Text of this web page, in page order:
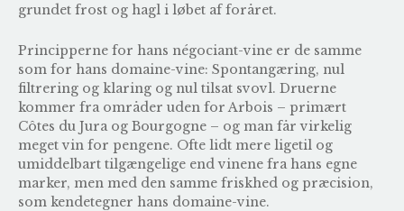
grundet frost og hagl i løbet af foråret.
Principperne for hans négociant-vine er de samme
som for hans domaine-vine: Spontangæring, nul
filtrering og klaring og nul tilsat svovl. Druerne
kommer fra områder uden for Arbois – primært
Côtes du Jura og Bourgogne – og man får virkelig
meget vin for pengene. Ofte lidt mere ligetil og
umiddelbart tilgængelige end vinene fra hans egne
marker, men med den samme friskhed og præcision,
som kendetegner hans domaine-vine.